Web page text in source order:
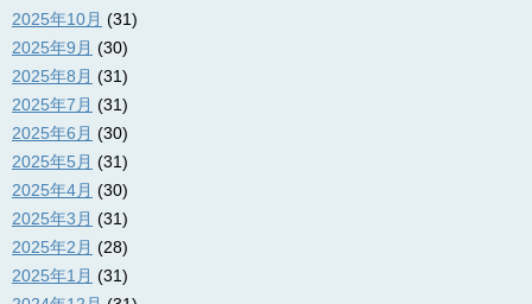
2025年10月 (31)
2025年9月 (30)
2025年8月 (31)
2025年7月 (31)
2025年6月 (30)
2025年5月 (31)
2025年4月 (30)
2025年3月 (31)
2025年2月 (28)
2025年1月 (31)